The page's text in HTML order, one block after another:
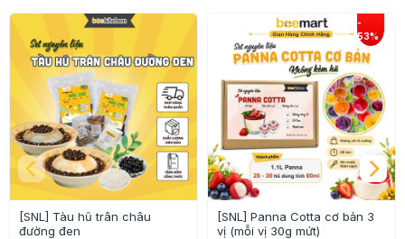
nhà, đáp ứng đủ 3 tiêu chí: NHANH - RẺ - DỄ DÀNG
[SNL] Tàu hũ trân châu
đường đen
[SNL] Panna Cotta cơ bản 3
vị (mỗi vị 30g mứt)